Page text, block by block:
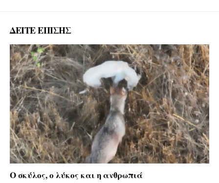
ΔΕΙΤΕ ΕΠΙΣΗΣ
Ο σκύλος, ο λύκος και η ανθρωπιά